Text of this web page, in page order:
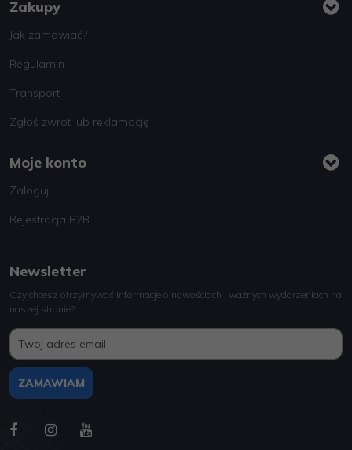
Zakupy
Jak zamawiać?
Regulamin
Transport
Zgłoś zwrot lub reklamację
Moje konto
Zaloguj
Rejestracja B2B
Newsletter
Czy chcesz otrzymywać informacje o nowościach i ważnych wydarzeniach na
naszej stronie?